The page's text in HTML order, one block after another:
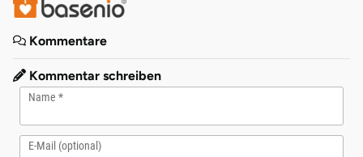
Kommentare
Kommentar schreiben
Name
E-Mail (optional)